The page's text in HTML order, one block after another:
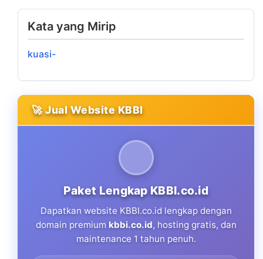
Kata yang Mirip
kuasi-
🚀 Jual Website KBBI
Paket Lengkap KBBI.co.id
Dapatkan website KBBI.co.id lengkap dengan
domain premium kbbi.co.id, hosting gratis, dan
maintenance 1 tahun penuh.